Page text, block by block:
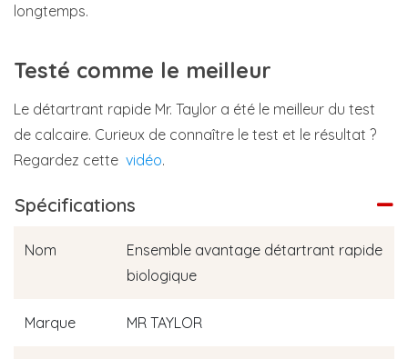
longtemps.
Testé comme le meilleur
Le détartrant rapide Mr. Taylor a été le meilleur du test
de calcaire. Curieux de connaître le test et le résultat ?
Regardez cette vidéo.
Spécifications
Nom
Ensemble avantage détartrant rapide
biologique
Marque MR TAYLOR